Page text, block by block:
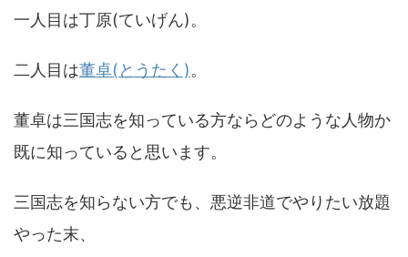
一人目は丁原(ていげん)。
二人目は董卓(とうたく)。
董卓は三国志を知っている方ならどのような人物か
既に知っていると思います。
三国志を知らない方でも、悪逆非道でやりたい放題
やった末、